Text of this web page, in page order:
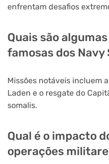
enfrentam desafios
Quais são
famosas dos Navy
Missões notáveis incluem
Laden e o resgate do
somalis.
Qual é o impacto
operações